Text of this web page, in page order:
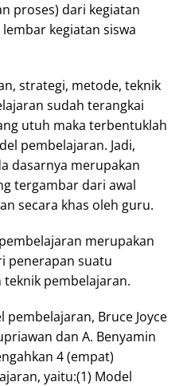
proses) dari kegiatan
kegiatan siswa
strategi, metode, teknik
sudah terangkai
utuh maka terbentuklah
pembelajaran. Jadi,
dasarnya merupakan
tergambar dari awal
secara khas oleh guru.
merupakan
penerapan suatu
pembelajaran.
Bruce Joyce
dan A. Benyamin
4 (empat)
yaitu:(1) Model